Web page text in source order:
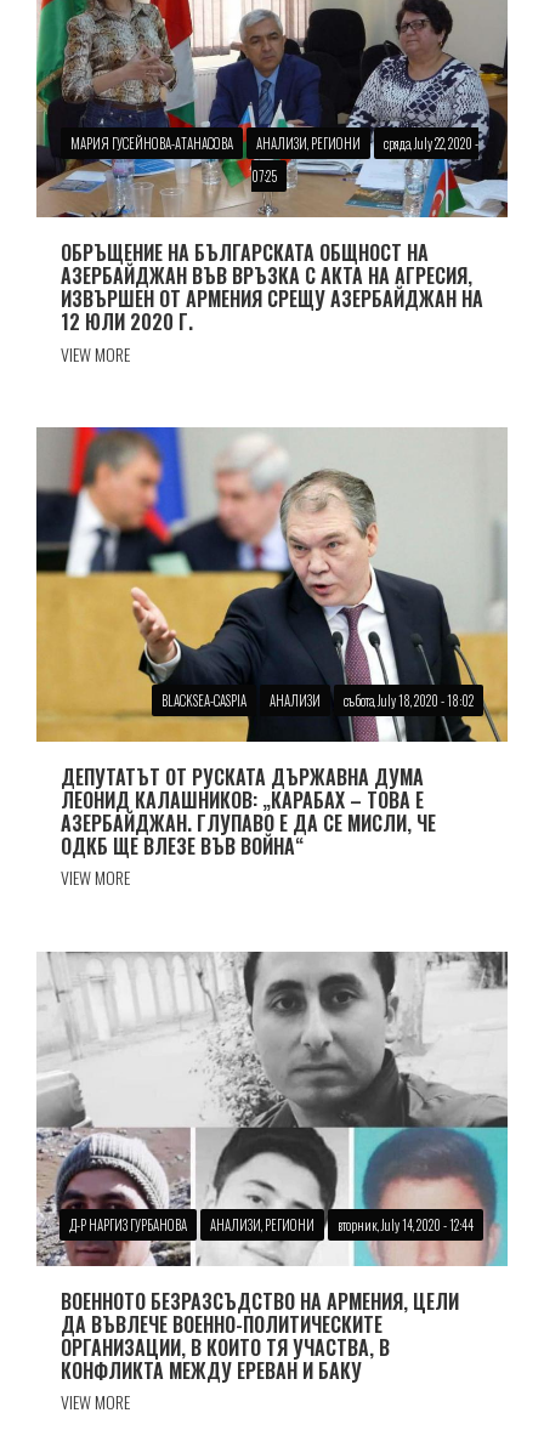
МАРИЯ ГУСЕЙНОВА-АТАНАСОВА АНАЛИЗИ, РЕГИОНИ
сряда, July 22, 2020 -
07:25
ОБРЪЩЕНИЕ НА БЪЛГАРСКАТА ОБЩНОСТ НА
АЗЕРБАЙДЖАН ВЪВ ВРЪЗКА С АКТА НА АГРЕСИЯ,
ИЗВЪРШЕН ОТ АРМЕНИЯ СРЕЩУ АЗЕРБАЙДЖАН НА
12 ЮЛИ 2020 Г.
VIEW MORE
BLACKSEA-CASPIA АНАЛИЗИ събота, July 18, 2020 - 18:02
ДЕПУТАТЪТ ОТ РУСКАТА ДЪРЖАВНА ДУМА
ЛЕОНИД КАЛАШНИКОВ: „КАРАБАХ – ТОВА Е
АЗЕРБАЙДЖАН. ГЛУПАВО Е ДА СЕ МИСЛИ, ЧЕ
ОДКБ ЩЕ ВЛЕЗЕ ВЪВ ВОЙНА“
VIEW MORE
Д-Р НАРГИЗ ГУРБАНОВА АНАЛИЗИ, РЕГИОНИ вторник, July 14, 2020 - 12:44
ВОЕННОТО БЕЗРАЗСЪДСТВО НА АРМЕНИЯ, ЦЕЛИ
ДА ВЪВЛЕЧЕ ВОЕННО-ПОЛИТИЧЕСКИТЕ
ОРГАНИЗАЦИИ, В КОИТО ТЯ УЧАСТВА, В
КОНФЛИКТА МЕЖДУ ЕРЕВАН И БАКУ
VIEW MORE